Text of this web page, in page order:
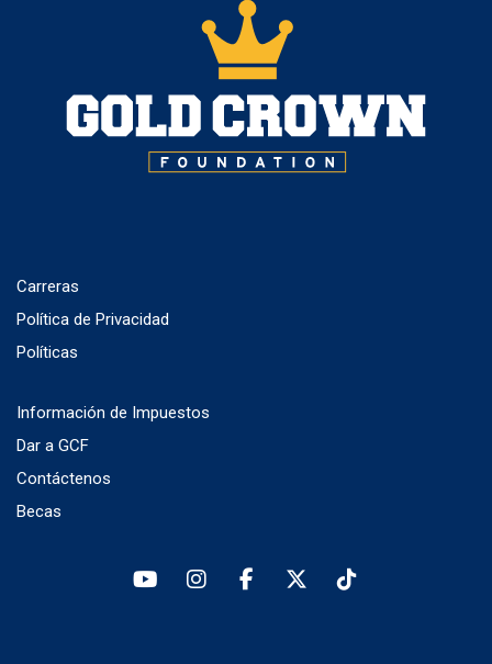
Carreras
Política de Privacidad
Políticas
Información de Impuestos
Dar a GCF
Contáctenos
Becas